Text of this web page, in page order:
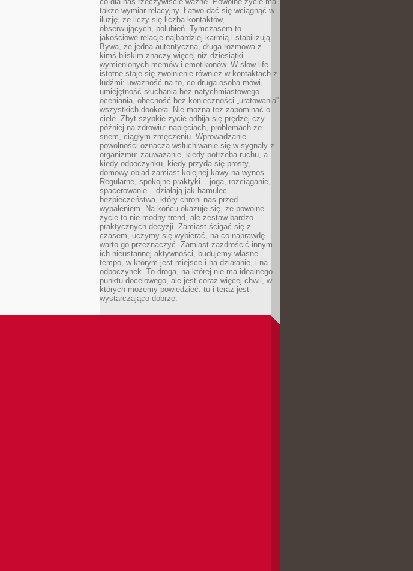
także wymiar relacyjny. Łatwo dać się wciągnąć w
iluzję, że liczy się liczba kontaktów,
obserwujących, polubień. Tymczasem to
jakościowe relacje najbardziej karmią i stabilizują.
Bywa, że jedna autentyczna, długa rozmowa z
kimś bliskim znaczy więcej niż dziesiątki
wymienionych memów i emotikonów. W slow life
istotne staje się zwolnienie również w kontaktach z
ludźmi: uważność na to, co druga osoba mówi,
umiejętność słuchania bez natychmiastowego
oceniania, obecność bez konieczności „uratowania”
wszystkich dookoła. Nie można też zapominać o
ciele. Zbyt szybkie życie odbija się prędzej czy
później na zdrowiu: napięciach, problemach ze
snem, ciągłym zmęczeniu. Wprowadzanie
powolności oznacza wsłuchiwanie się w sygnały z
organizmu: zauważanie, kiedy potrzeba ruchu, a
kiedy odpoczynku, kiedy przyda się prosty,
domowy obiad zamiast kolejnej kawy na wynos.
Regularne, spokojne praktyki – joga, rozciąganie,
spacerowanie – działają jak hamulec
bezpieczeństwa, który chroni nas przed
wypaleniem. Na końcu okazuje się, że powolne
życie to nie modny trend, ale zestaw bardzo
praktycznych decyzji. Zamiast ścigać się z
czasem, uczymy się wybierać, na co naprawdę
warto go przeznaczyć. Zamiast zazdrościć innym
ich nieustannej aktywności, budujemy własne
tempo, w którym jest miejsce i na działanie, i na
odpoczynek. To droga, na której nie ma idealnego
punktu docelowego, ale jest coraz więcej chwil, w
których możemy powiedzieć: tu i teraz jest
wystarczająco dobrze.